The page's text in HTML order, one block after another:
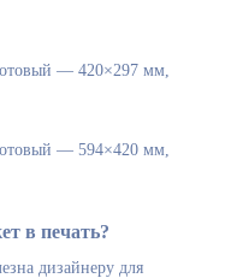
— 420×297 мм,
— 594×420 мм,
в печать?
дизайнеру для